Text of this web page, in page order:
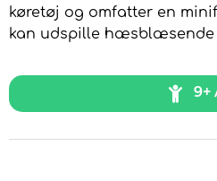
køretøj og omfatter en
kan udspille hæsblæsende
9+